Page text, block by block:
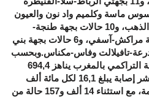
ماسة وكلميم واد نون والعيون
الساقية الحمراء والداخلة وادي الذهب، و10 حالات بجهة طنجة-
تطوان-الحسيمة، و3 حالات بجهة مراكش-آسفي، و6 حالات بجهة بني
تافيلالت وفاس-مكناس.وبحسب
النشرة، فقد أصبح مؤشر الإصابة التراكمي بالمغرب يناهز 694,4
إصابة لكل مائة ألف نسمة، بمؤشر إصابة يبلغ 16,1 لكل مائة ألف
نسمة خلال الـ24 ساعة المنصرمة، مع استثناء 14 ألف و157 حالة من